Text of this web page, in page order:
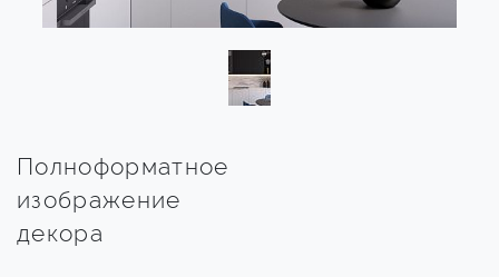
Полноформатное
изображение
декора